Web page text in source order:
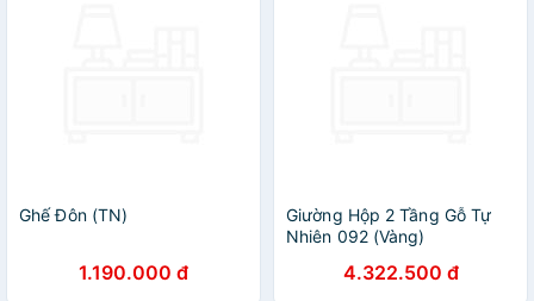
Ghế Đôn (TN)
1.190.000 đ
Giường Hộp 2 Tầng Gỗ Tự
Nhiên 092 (Vàng)
4.322.500 đ